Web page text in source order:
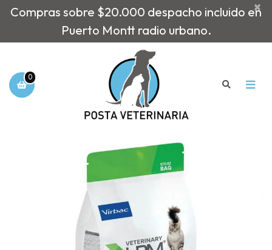
Compras sobre $20.000 despacho incluido en
Puerto Montt radio urbano.
×
0